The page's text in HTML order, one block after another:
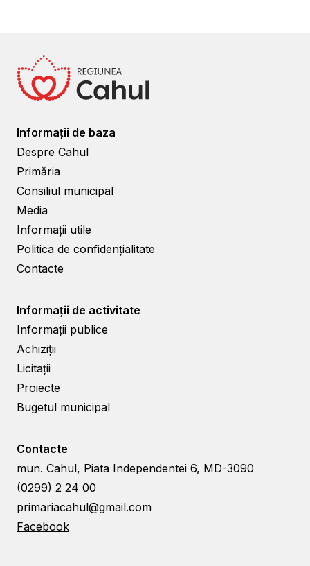
Informații de baza
Despre Cahul
Primăria
Consiliul municipal
Media
Informații utile
Politica de confidențialitate
Contacte
Informații de activitate
Informații publice
Achiziții
Licitații
Proiecte
Bugetul municipal
Contacte
mun. Cahul, Piata Independentei 6, MD-3090
(0299) 2 24 00
primariacahul@gmail.com
Facebook